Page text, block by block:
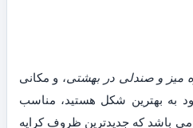
میز و صندلی در بهشتی، و مکانی
به بهترین شکل هستید، مناسب
باشد که جدیدترین ظروف کرایه